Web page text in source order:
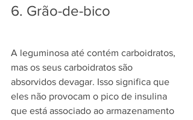
6. Grão-de-bico
A leguminosa até contém carboidratos,
mas os seus carboidratos são
absorvidos devagar. Isso significa que
eles não provocam o pico de insulina
que está associado ao armazenamento